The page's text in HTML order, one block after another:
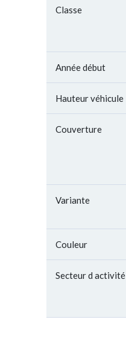
Classe
Année début
Hauteur véhicule
Couverture
Variante
Couleur
Secteur d activité